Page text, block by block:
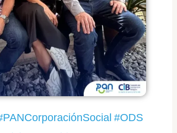
PANCorporaciónSocial #ODS